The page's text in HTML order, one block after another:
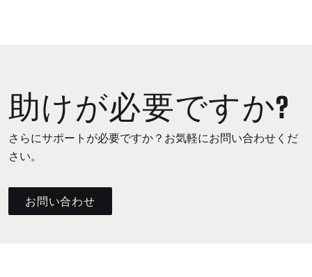
助けが必要ですか?
さらにサポートが必要ですか？お気軽にお問い合わせくだ
さい。
お問い合わせ